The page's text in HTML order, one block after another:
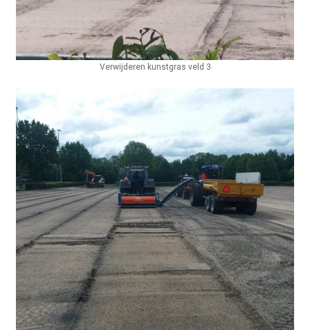
Verwijderen kunstgras veld 3